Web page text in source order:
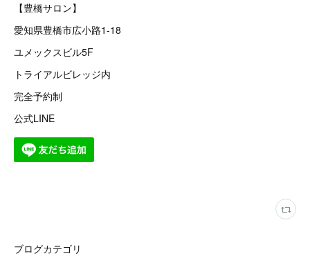
【豊橋サロン】
愛知県豊橋市広小路1-18
ユメックスビル5F
トライアルビレッジ内
完全予約制
公式LINE
ブログカテゴリ